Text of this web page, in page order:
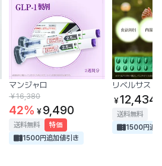
マンジャロ
￥16,380
42% ￥9,490
送料無料
特価
1500円追加値引き
リベルサス
￥12,434
送料無料
1500円追